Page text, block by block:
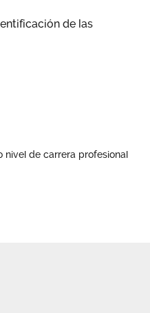
de las
nivel de carrera profesional